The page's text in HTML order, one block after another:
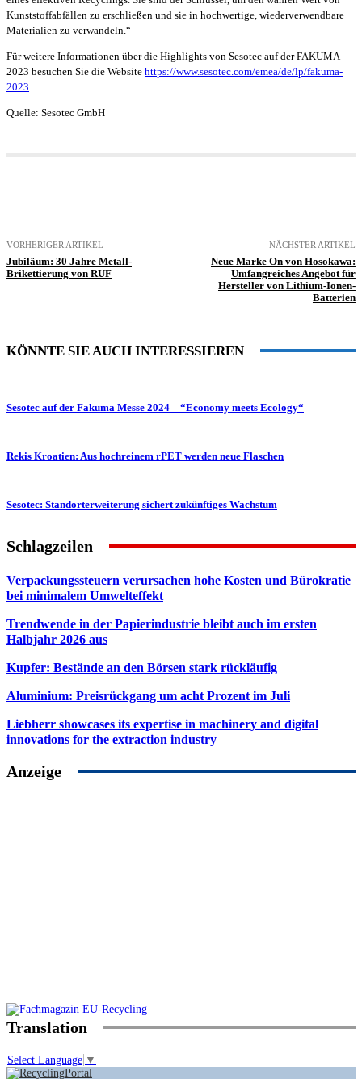
Kunststoffabfällen zu erschließen und sie in hochwertige, wiederverwendbare
Materialien zu verwandeln.“
Für weitere Informationen über die Highlights von Sesotec auf der FAKUMA
2023 besuchen Sie die Website https://www.sesotec.com/emea/de/lp/fakuma-
2023
Quelle: Sesotec GmbH
VORHERIGER ARTIKEL
Jubiläum: 30 Jahre Metall-
Brikettierung von RUF
NÄCHSTER ARTIKEL
Neue Marke On von Hosokawa:
Umfangreiches Angebot für
Hersteller von Lithium-Ionen-
Batterien
KÖNNTE SIE AUCH INTERESSIEREN
Sesotec auf der Fakuma Messe 2024 – “Economy meets Ecology“
Rekis Kroatien: Aus hochreinem rPET werden neue Flaschen
Sesotec: Standorterweiterung sichert zukünftiges Wachstum
Schlagzeilen
Verpackungssteuern verursachen hohe Kosten und Bürokratie
bei minimalem Umwelteffekt
Trendwende in der Papierindustrie bleibt auch im ersten
Halbjahr 2026 aus
Kupfer: Bestände an den Börsen stark rückläufig
Aluminium: Preisrückgang um acht Prozent im Juli
Liebherr showcases its expertise in machinery and digital
innovations for the extraction industry
Anzeige
Translation
Select Language ▼